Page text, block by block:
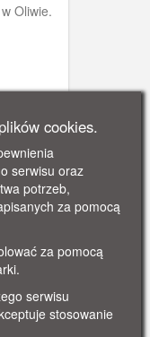
Oliwie.
cookies.
serwisu oraz
potrzeb,
za pomocą
za pomocą
serwisu
stosowanie